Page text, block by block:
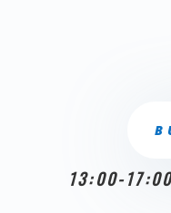
13:00-